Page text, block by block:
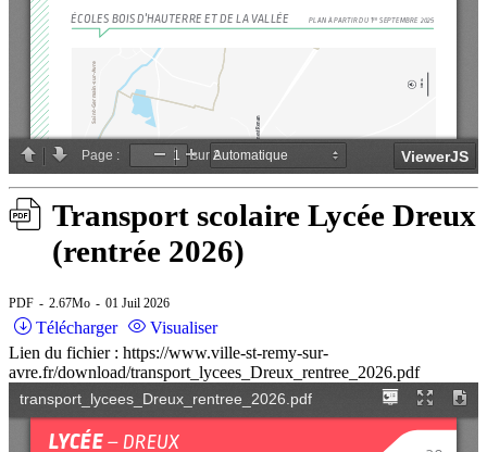
Transport scolaire Lycée Dreux
(rentrée 2026)
PDF 2.67Mo 01 Juil 2026
Télécharger
Visualiser
Lien du fichier : https://www.ville-st-remy-sur-
avre.fr/download/transport_lycees_Dreux_rentree_2026.pdf